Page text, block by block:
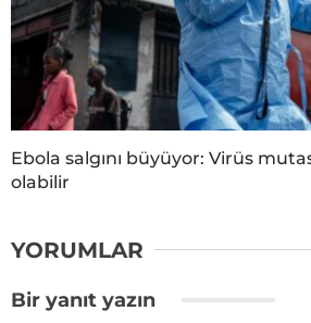
Ebola salgını büyüyor: Virüs
olabilir
YORUMLAR
Bir yanıt yazın